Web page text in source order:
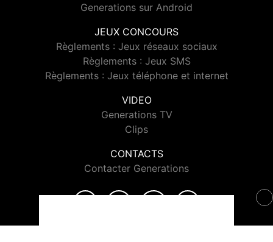
Generations sur Android
JEUX CONCOURS
Règlements : Jeux réseaux sociaux
Règlements : Jeux SMS
Règlements : Jeux téléphone et internet
VIDEO
Generations TV
Clips
CONTACTS
Contacter Generations